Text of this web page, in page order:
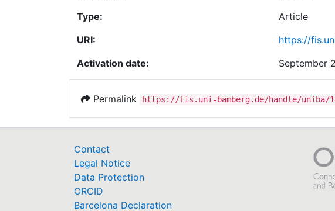
Type:
Article
URI:
https://
Activation date:
September
Permalink https://fis.uni-bamberg.de/handle/uniba/
Contact
Legal Notice
Data Protection
ORCID
Barcelona Declaration